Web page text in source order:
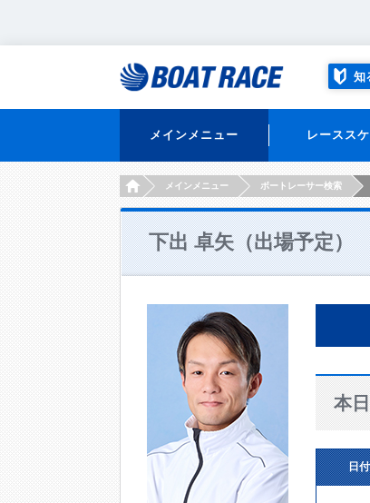
知
メインメニュー レースス
HOMEメインメニュー ボートレーサー検索
下出 卓矢（出場予定）
本
日付